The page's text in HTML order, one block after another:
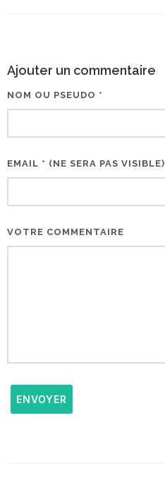
Ajouter un commentaire
NOM OU PSEUDO *
EMAIL * (NE SERA PAS VISIBLE)
VOTRE COMMENTAIRE
ENVOYER